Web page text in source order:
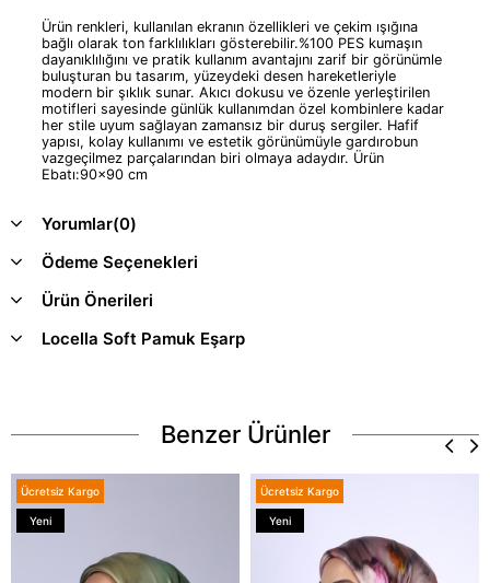
Ürün renkleri, kullanılan ekranın özellikleri ve çekim ışığına
bağlı olarak ton farklılıkları gösterebilir.%100 PES kumaşın
dayanıklılığını ve pratik kullanım avantajını zarif bir görünümle
buluşturan bu tasarım, yüzeydeki desen hareketleriyle
modern bir şıklık sunar. Akıcı dokusu ve özenle yerleştirilen
motifleri sayesinde günlük kullanımdan özel kombinlere kadar
her stile uyum sağlayan zamansız bir duruş sergiler. Hafif
yapısı, kolay kullanımı ve estetik görünümüyle gardırobun
vazgeçilmez parçalarından biri olmaya adaydır. Ürün
Ebatı:90x90 cm
Yorumlar(0)
Ödeme Seçenekleri
Ürün Önerileri
Locella Soft Pamuk Eşarp
Benzer Ürünler
Ücretsiz Kargo
Yeni
Ücretsiz Kargo
Yeni